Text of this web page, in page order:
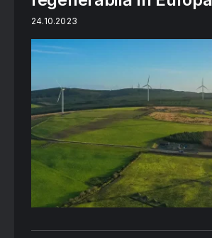
24.10.2023